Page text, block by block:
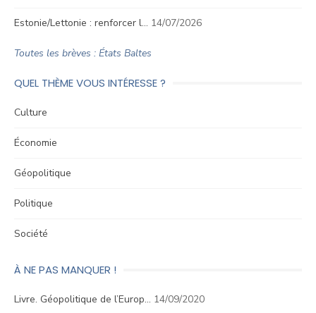
Estonie/Lettonie : renforcer l… 14/07/2026
Toutes les brèves : États Baltes
QUEL THÈME VOUS INTÉRESSE ?
Culture
Économie
Géopolitique
Politique
Société
À NE PAS MANQUER !
Livre. Géopolitique de l’Europ… 14/09/2020